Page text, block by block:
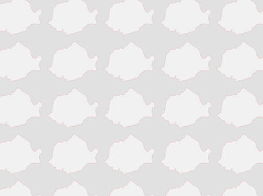
Tinaud
Turnu Magurele
Vaslui
Victoria
Zalau